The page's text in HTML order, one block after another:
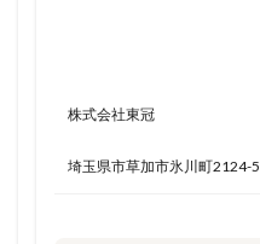
株式会社東冠
埼玉県市草加市氷川町2124-5